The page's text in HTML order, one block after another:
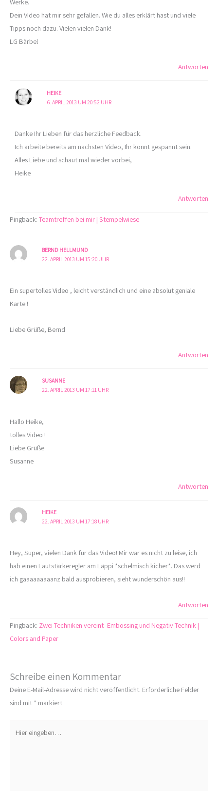
Dein Video hat mir sehr gefallen. Wie du alles erklärt hast und viele
Tipps noch dazu. Vielen vielen Dank!
LG Bärbel
Antworten
HEIKE
6. APRIL 2013 UM 20:52 UHR
Danke Ihr Lieben für das herzliche Feedback.
Ich arbeite bereits am nächsten Video, Ihr könnt gespannt sein.
Alles Liebe und schaut mal wieder vorbei,
Heike
Antworten
Pingback: Teamtreffen bei mir | Stempelwiese
BERND HELLMUND
22. APRIL 2013 UM 15:20 UHR
Ein supertolles Video , leicht verständlich und eine absolut geniale
Karte !
Liebe Grüße, Bernd
Antworten
SUSANNE
22. APRIL 2013 UM 17:11 UHR
Hallo Heike,
tolles Video !
Liebe Grüße
Susanne
Antworten
HEIKE
22. APRIL 2013 UM 17:18 UHR
Hey, Super, vielen Dank für das Video! Mir war es nicht zu leise, ich
hab einen Lautstärkeregler am Läppi *schelmisch kicher*. Das werd
ich gaaaaaaaaanz bald ausprobieren, sieht wunderschön aus!!
Antworten
Pingback: Zwei Techniken vereint- Embossing und Negativ-Technik |
Colors and Paper
Schreibe einen Kommentar
Deine E-Mail-Adresse wird nicht veröffentlicht. Erforderliche Felder
sind mit * markiert
eingeben…